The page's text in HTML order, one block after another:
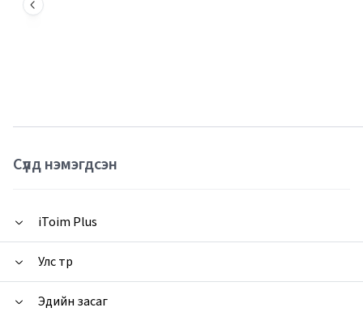
Сүүлд нэмэгдсэн
iToim Plus
Улс төр
Эдийн засаг